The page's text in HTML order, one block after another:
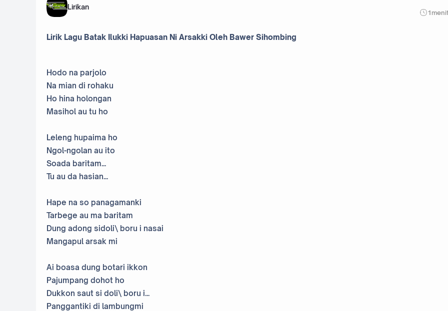
Lirikan
1
Lirik Lagu Batak Ilukki Hapuasan Ni Arsakki Oleh Bawer Sihombing
Hodo na parjolo
Na mian di rohaku
Ho hina holongan
Masihol au tu ho
Leleng hupaima ho
Ngol-ngolan au ito
Soada baritam...
Tu au da hasian...
Hape na so panagamanki
Tarbege au ma baritam
Dung adong sidoli\ boru i nasai
Mangapul arsak mi
Ai boasa dung botari ikkon
Pajumpang dohot ho
Dukkon saut si doli\ boru i...
Panggantiki di lambungmi